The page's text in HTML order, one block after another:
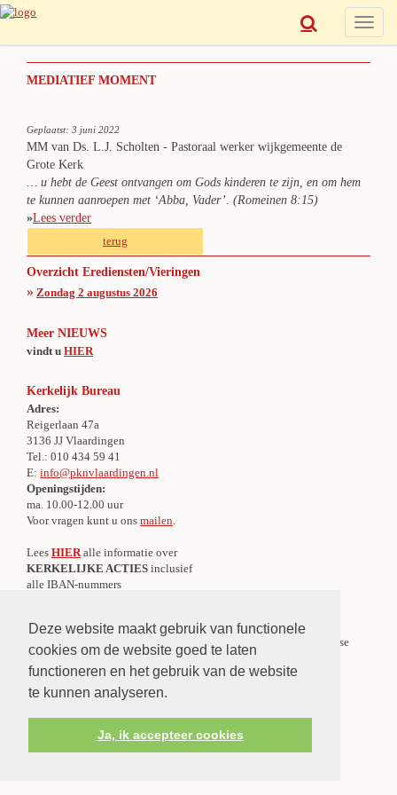
Deze website maakt gebruik van functionele
cookies om de website goed te laten
functioneren en het gebruik van de website
te kunnen analyseren.
Ja, ik accepteer cookies
Toggle
MEDIATIEF MOMENT
Geplaatst: 3 juni 2022
MM van Ds. L.J. Scholten - Pastoraal werker wijkgemeente de
Grote Kerk
… u hebt de Geest ontvangen om Gods kinderen te zijn, en om hem
te kunnen aanroepen met ‘Abba, Vader’. (Romeinen 8:15)
»Lees verder
terug
Overzicht Erediensten/Vieringen
» Zondag 2 augustus 2026
Meer NIEUWS
vindt u HIER
Kerkelijk Bureau
Adres:
Reigerlaan 47a
3136 JJ Vlaardingen
Tel.: 010 434 59 41
E: info@pknvlaardingen.nl
Openingstijden:
ma. 10.00-12.00 uur
Voor vragen kunt u ons mailen.
Lees HIER alle informatie over
KERKELIJKE ACTIES inclusief
alle IBAN-nummers
Centraal Meldpunt Overlijden
Er is een Centraal Meldpunt Overlijden voor de gehele Protestantse
Gemeente te Vlaardingen.
» Lees verder